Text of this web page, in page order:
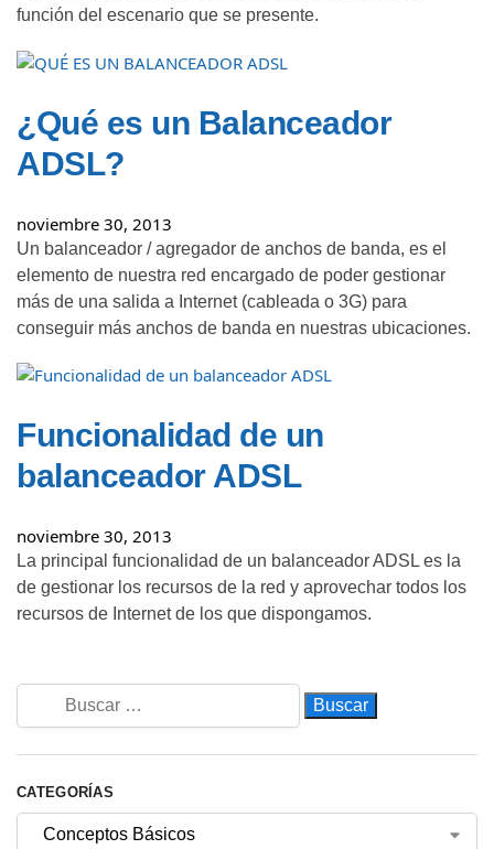
función del escenario que se presente.
¿Qué es un Balanceador
ADSL?
noviembre 30, 2013
Un balanceador / agregador de anchos de banda, es el
elemento de nuestra red encargado de poder gestionar
más de una salida a Internet (cableada o 3G) para
conseguir más anchos de banda en nuestras ubicaciones.
Funcionalidad de un
balanceador ADSL
noviembre 30, 2013
La principal funcionalidad de un balanceador ADSL es la
de gestionar los recursos de la red y aprovechar todos los
recursos de Internet de los que dispongamos.
CATEGORÍAS